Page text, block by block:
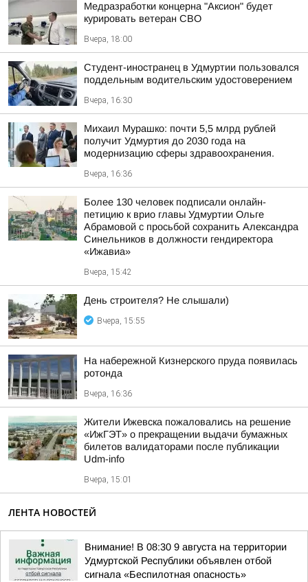
Медразработки концерна "Аксион" будет
курировать ветеран СВО
Вчера, 18:00
Студент-иностранец в Удмуртии пользовался
поддельным водительским удостоверением
Вчера, 16:30
Михаил Мурашко: почти 5,5 млрд рублей
получит Удмуртия до 2030 года на
модернизацию сферы здравоохранения.
Вчера, 16:36
Более 130 человек подписали онлайн-
петицию к врио главы Удмуртии Ольге
Абрамовой с просьбой сохранить Александра
Синельников в должности гендиректора
«Ижавиа»
Вчера, 15:42
День строителя? Не слышали)
Вчера, 15:55
На набережной Кизнерского пруда появилась
ротонда
Вчера, 16:36
Жители Ижевска пожаловались на решение
«ИжГЭТ» о прекращении выдачи бумажных
билетов валидаторами после публикации
Udm-info
Вчера, 15:01
ЛЕНТА НОВОСТЕЙ
Внимание! В 08:30 9 августа на территории
Удмуртской Республики объявлен отбой
сигнала «Беспилотная опасность»